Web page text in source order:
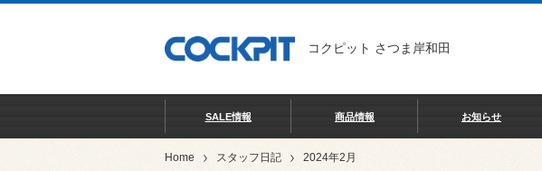
コクピット さつま岸和田
SALE情報 商品情報 お知らせ
Home スタッフ日記 2024年2月